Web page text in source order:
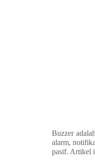
Buzzer
alarm,
pasif. Artikel